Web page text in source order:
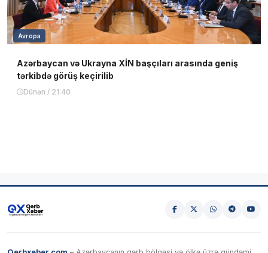
Avropa
Azərbaycan və Ukrayna XİN başçıları arasında geniş
tərkibdə görüş keçirilib
Dünən / 21:40